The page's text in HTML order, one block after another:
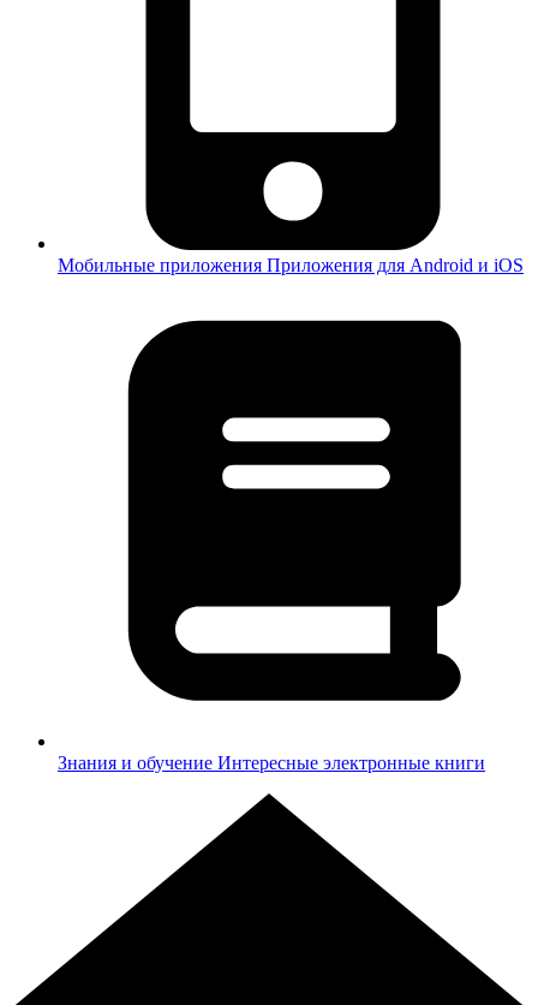
Мобильные приложения Приложения для Android и iOS
Знания и обучение Интересные электронные книги